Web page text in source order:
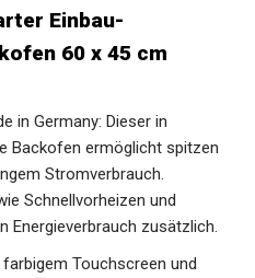
Einbau-
60 x 45 cm
in Germany: Dieser in
Backofen ermöglicht spitzen
Stromverbrauch.
Schnellvorheizen und
Energieverbrauch zusätzlich.
Touchscreen und